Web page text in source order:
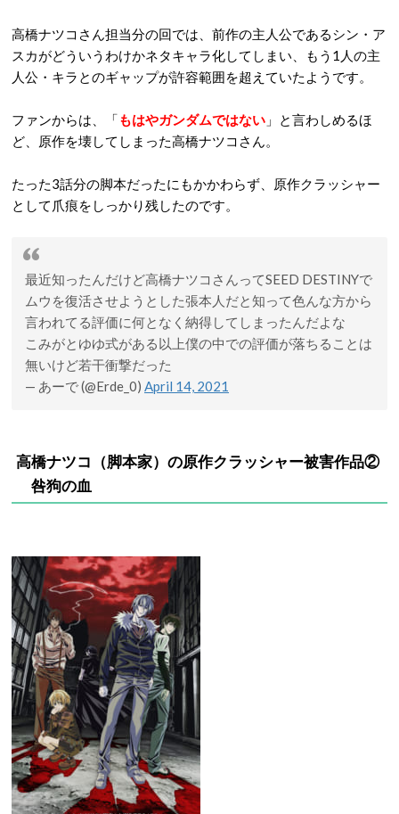
高橋ナツコさん担当分の回では、前作の主人公であるシン・ア
スカがどういうわけかネタキャラ化してしまい、もう1人の主
人公・キラとのギャップが許容範囲を超えていたようです。
ファンからは、「もはやガンダムではない 」と言わしめるほ
ど、原作を壊してしまった高橋ナツコさん。
たった3話分の脚本だったにもかかわらず、原作クラッシャー
として爪痕をしっかり残したのです。
最近知ったんだけど高橋ナツコさんってSEED DESTINYで
ムウを復活させようとした張本人だと知って色んな方から
言われてる評価に何となく納得してしまったんだよな
こみがとゆゆ式がある以上僕の中での評価が落ちることは
無いけど若干衝撃だった
— あーで (@Erde_0) April 14, 2021
高橋ナツコ（脚本家） の原作クラッシャー被害作品②
咎狗の血